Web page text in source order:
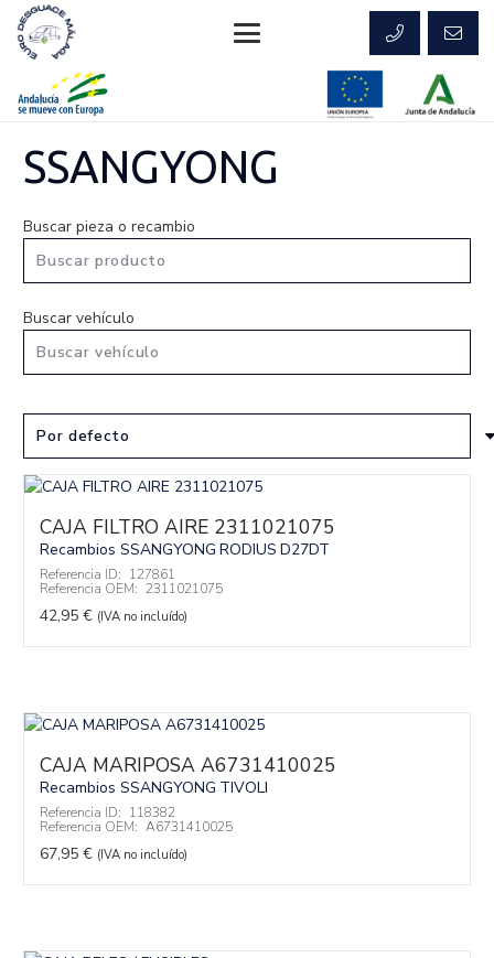
SSANGYONG
Buscar pieza o recambio
Buscar vehículo
CAJA FILTRO AIRE 2311021075
Recambios SSANGYONG RODIUS D27DT
Referencia ID: 127861
Referencia OEM: 2311021075
42,95 € (IVA no incluído)
CAJA MARIPOSA A6731410025
Recambios SSANGYONG TIVOLI
Referencia ID: 118382
Referencia OEM: A6731410025
67,95 € (IVA no incluído)